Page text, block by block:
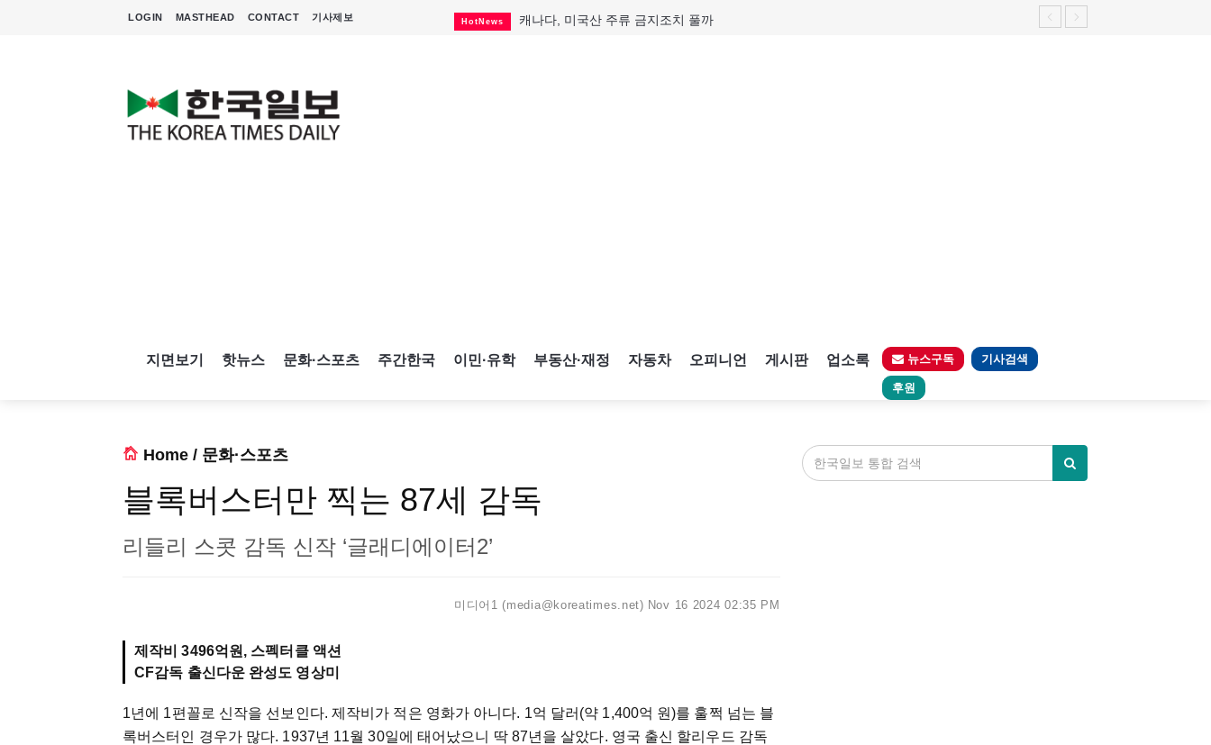
LOGIN MASTHEAD CONTACT 기사제보 HotNews 캐나다, 미국산 주류 금지조치 풀까
지면보기 핫뉴스 문화·스포츠 주간한국 이민·유학 부동산·재정 자동차 오피니언 게시판 업소록 뉴스구독 기사검색
후원
Home / 문화·스포츠
블록버스터만 찍는 87세 감독
리들리 스콧 감독 신작 ‘글래디에이터2’
미디어1 (media@koreatimes.net) Nov 16 2024 02:35 PM
제작비 3496억원, 스펙터클 액션
CF감독 출신다운 완성도 영상미
1년에 1편꼴로 신작을 선보인다. 제작비가 적은 영화가 아니다. 1억 달러(약 1,400억 원)를 훌쩍 넘는 블
록버스터인 경우가 많다. 1937년 11월 30일에 태어났으니 딱 87년을 살았다. 영국 출신 할리우드 감독